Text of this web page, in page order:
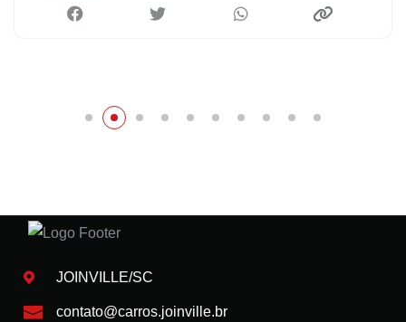
JOINVILLE/SC
contato@carros.joinville.br